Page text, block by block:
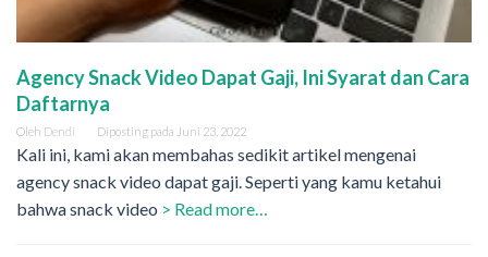
Agency Snack Video Dapat Gaji, Ini Syarat dan Cara
Daftarnya
Oleh Dendi Diposting pada Juni 23, 2022
Kali ini, kami akan membahas sedikit artikel mengenai
agency snack video dapat gaji. Seperti yang kamu ketahui
bahwa snack video > Read more…